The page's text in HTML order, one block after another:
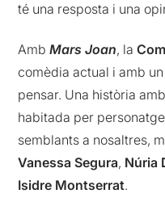
té una resposta i una
AmbMars Joan, la
comèdia actual i amb
pensar. Una història
habitada per
semblants a nosaltres,
Vanessa Segura, Núria
Isidre Montserrat.